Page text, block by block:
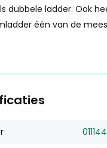
dubbele ladder. Ook
één van de
011144